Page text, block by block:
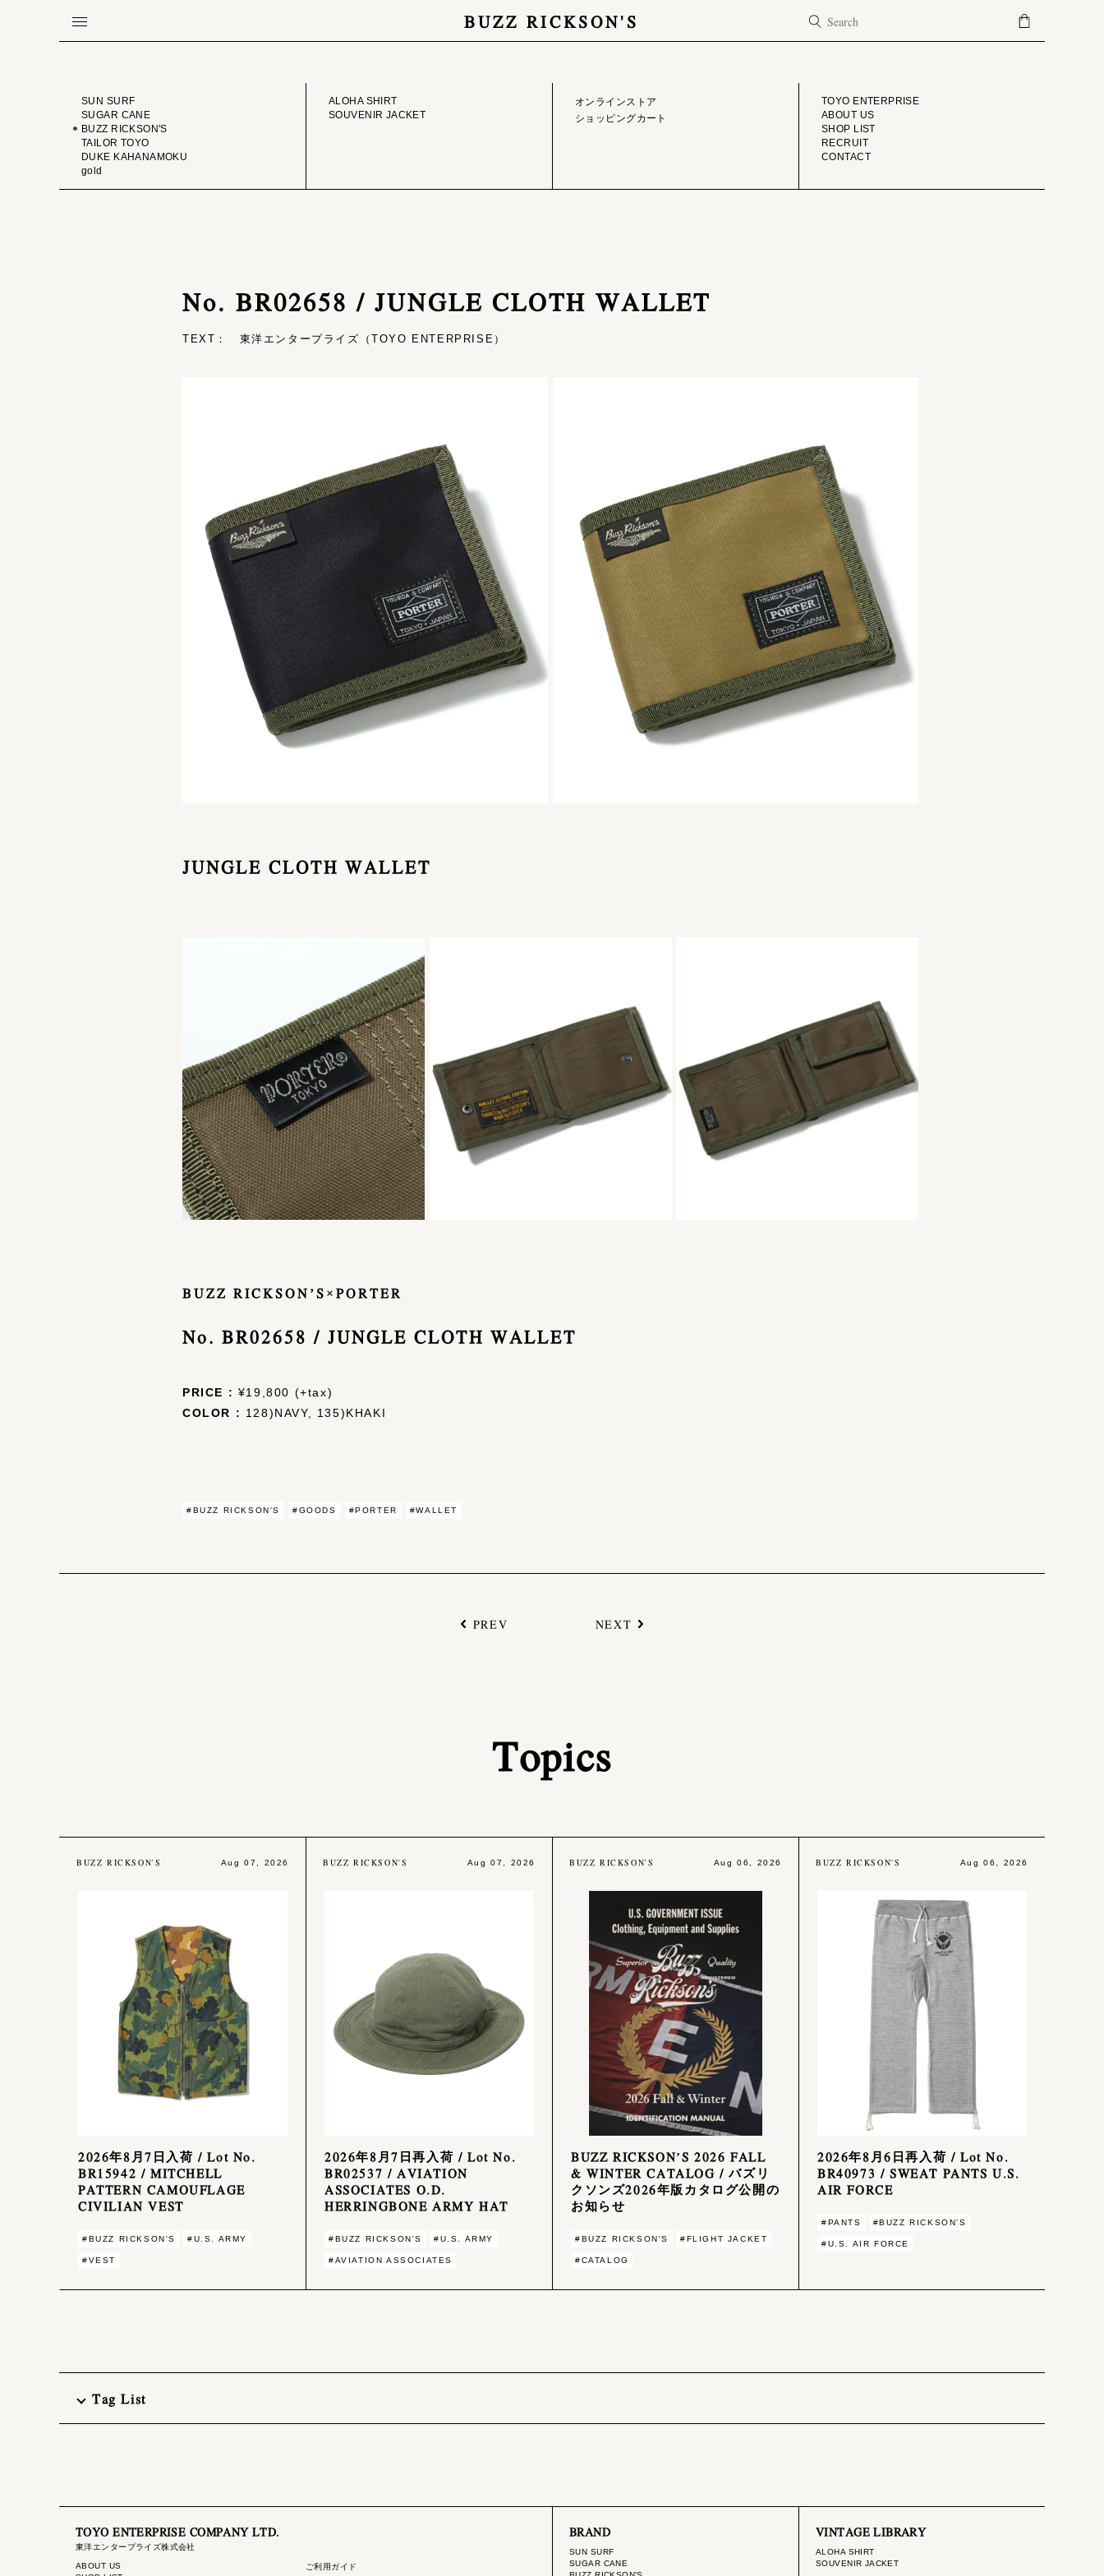
BUZZ RICKSON'S
BRAND ONLINE STORE COMPANY
SUN SURF
SUGAR CANE
BUZZ RICKSON'S
TAILOR TOYO
DUKE KAHANAMOKU
gold
ALOHA SHIRT
SOUVENIR JACKET
オンラインストア
ショッピングカート
TOYO ENTERPRISE
ABOUT US
SHOP LIST
RECRUIT
CONTACT
No. BR02658 / JUNGLE CLOTH WALLET
TEXT： 東洋エンタープライズ（TOYO ENTERPRISE）
JUNGLE CLOTH WALLET
BUZZ RICKSON’S×PORTER
No. BR02658 / JUNGLE CLOTH WALLET
PRICE : ¥19,800 (+tax)
COLOR : 128)NAVY, 135)KHAKI
#BUZZ RICKSON'S #GOODS #PORTER #WALLET
PREV NEXT
Topics
BUZZ RICKSON'S Aug 07, 2026
2026年8月7日入荷 / Lot No.
BR15942 / MITCHELL
PATTERN CAMOUFLAGE
CIVILIAN VEST
#BUZZ RICKSON'S #U.S. ARMY
#VEST
BUZZ RICKSON'S Aug 07, 2026
2026年8月7日再入荷 / Lot No.
BR02537 / AVIATION
ASSOCIATES O.D.
HERRINGBONE ARMY HAT
#BUZZ RICKSON'S #U.S. ARMY
#AVIATION ASSOCIATES
BUZZ RICKSON'S Aug 06, 2026
BUZZ RICKSON’S 2026 FALL
& WINTER CATALOG / バズリ
クソンズ2026年版カタログ公開の
お知らせ
#BUZZ RICKSON'S #FLIGHT JACKET
#CATALOG
BUZZ RICKSON'S Aug 06, 2026
2026年8月6日再入荷 / Lot No.
BR40973 / SWEAT PANTS U.S.
AIR FORCE
#PANTS #BUZZ RICKSON'S
#U.S. AIR FORCE
Tag List
TOYO ENTERPRISE COMPANY LTD.
東洋エンタープライズ株式会社
ABOUT US
ご利用ガイド
BRAND
SUN SURF
SUGAR CANE
VINTAGE LIBRARY
ALOHA SHIRT
SOUVENIR JACKET